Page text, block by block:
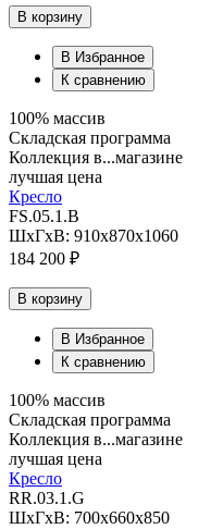
В корзину
В Избранное
К сравнению
100% массив
Складская программа
Коллекция в...магазине
лучшая цена
Кресло
FS.05.1.B
ШхГхВ: 910х870х1060
184 200 ₽
В корзину
В Избранное
К сравнению
100% массив
Складская программа
Коллекция в...магазине
лучшая цена
Кресло
RR.03.1.G
ШхГхВ: 700х660х850